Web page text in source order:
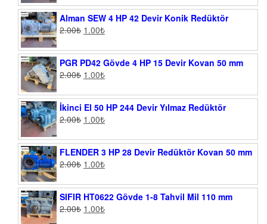
Alman SEW 4 HP 42 Devir Konik Redüktör
2.00₺ 1.00₺
PGR PD42 Gövde 4 HP 15 Devir Kovan 50 mm
2.00₺ 1.00₺
İkinci El 50 HP 244 Devir Yılmaz Redüktör
2.00₺ 1.00₺
FLENDER 3 HP 28 Devir Redüktör Kovan 50 mm
2.00₺ 1.00₺
SIFIR HT0622 Gövde 1-8 Tahvil Mil 110 mm
2.00₺ 1.00₺